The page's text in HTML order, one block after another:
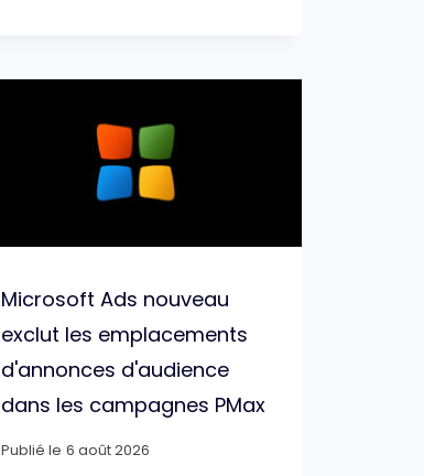
Microsoft Ads nouveau
exclut les emplacements
d'annonces d'audience
dans les campagnes PMax
Publié le 6 août 2026